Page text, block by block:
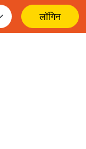
लॉगिन